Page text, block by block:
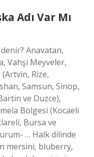
Adı Var Mı
Anavatan,
Vahşi Meyveler,
Rize,
Samsun, Sinop,
ve Duzce),
Bölgesi (Kocaeli
Bursa ve
… Halk dilinde
mersini, bluberry,